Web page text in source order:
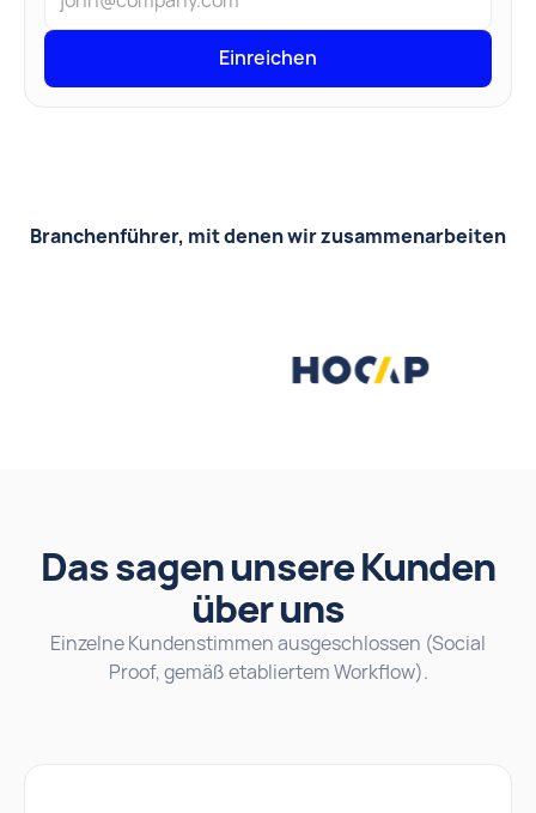
Branchenführer, mit denen wir zusammenarbeiten
Das sagen unsere Kunden
über uns
Einzelne Kundenstimmen ausgeschlossen (Social
Proof, gemäß etabliertem Workflow).